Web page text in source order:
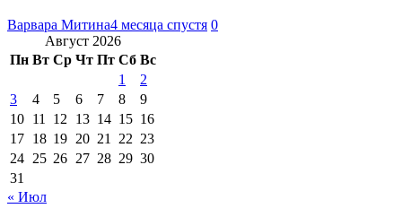
Варвара Митина4 месяца спустя 0
Август 2026
Пн Вт Ср Чт Пт Сб Вс
1
2
3
4 5 6 7 8
9
10 11 12 13 14 15 16
17 18 19 20 21 22 23
24 25 26 27 28 29 30
31
« Июл